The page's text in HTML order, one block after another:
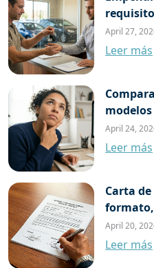
April 27,
Leer más
April 24,
Leer más
Carta
April 20,
Leer más